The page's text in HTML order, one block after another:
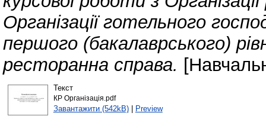
Організації готельного
першого (бакалаврського)
ресторанна справа.
Текст
КР Організація.pdf
Завантажити (542kB)| Preview